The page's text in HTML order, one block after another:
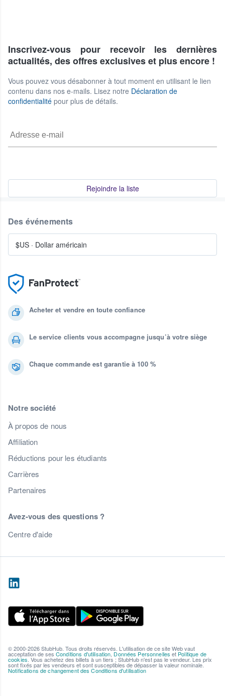
Inscrivez-vous pour recevoir les dernières
actualités, des offres exclusives et plus encore !
Vous pouvez vous désabonner à tout moment en utilisant le lien
contenu dans nos e-mails. Lisez notre Déclaration de
confidentialité pour plus de détails.
Rejoindre la liste
Acheter et vendre en toute confiance
Le service clients vous accompagne jusqu’à votre siège
Chaque commande est garantie à 100 %
Notre société
À propos de nous
Affiliation
Réductions pour les étudiants
Carrières
Partenaires
Avez-vous des questions ?
Centre d'aide
Des événements
$US · Dollar américain
© 2000-2026 StubHub. Tous droits réservés. L'utilisation de ce site Web vaut
acceptation de ses Conditions d'utilisation, Données Personnelles et Politique de
cookies. Vous achetez des billets à un tiers ; StubHub n'est pas le vendeur. Les prix
sont fixés par les vendeurs et sont susceptibles de dépasser la valeur nominale.
Notifications de changement des Conditions d'utilisation